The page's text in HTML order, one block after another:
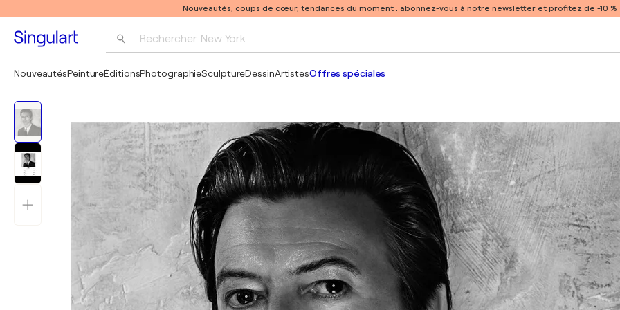
Nouveautés, coups de cœur, tendances du moment : abonnez-vous à notre newsletter et profitez de -10
Rechercher New York
Pablo Picasso
NouveautésPeintureÉditionsPhotographieSculptureDessinArtistesOffres spéciales